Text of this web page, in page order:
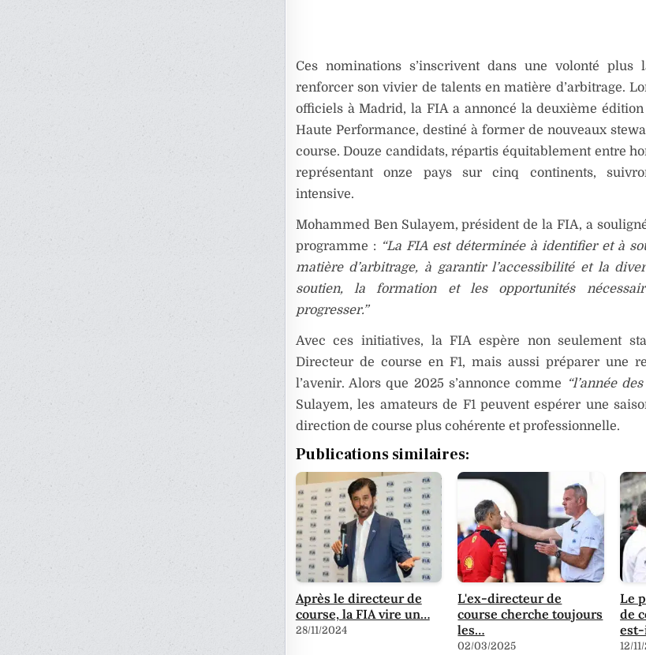
Ces nominations s’inscrivent dans une volonté
renforcer son vivier de talents en matière d’arbitrage.
officiels à Madrid, la FIA a annoncé la deuxième
Haute Performance, destiné à former de nouveaux
course. Douze candidats, répartis équitablement entre
représentant onze pays sur cinq continents,
intensive.
Mohammed Ben Sulayem, président de la FIA, a
programme : “La FIA est déterminée à identifier et à
matière d’arbitrage, à garantir l’accessibilité et la
soutien, la formation et les opportunités
progresser.”
Avec ces initiatives, la FIA espère non seulement
Directeur de course en F1, mais aussi préparer une
l’avenir. Alors que 2025 s’annonce comme
“l’année
Sulayem, les amateurs de F1 peuvent espérer une
direction de course plus cohérente et professionnelle.
Publications similaires:
Après le directeur de
course, la FIA vire un…
28/11/2024
L'ex-directeur de
course cherche toujours
les…
02/03/2025
Le
de
12/